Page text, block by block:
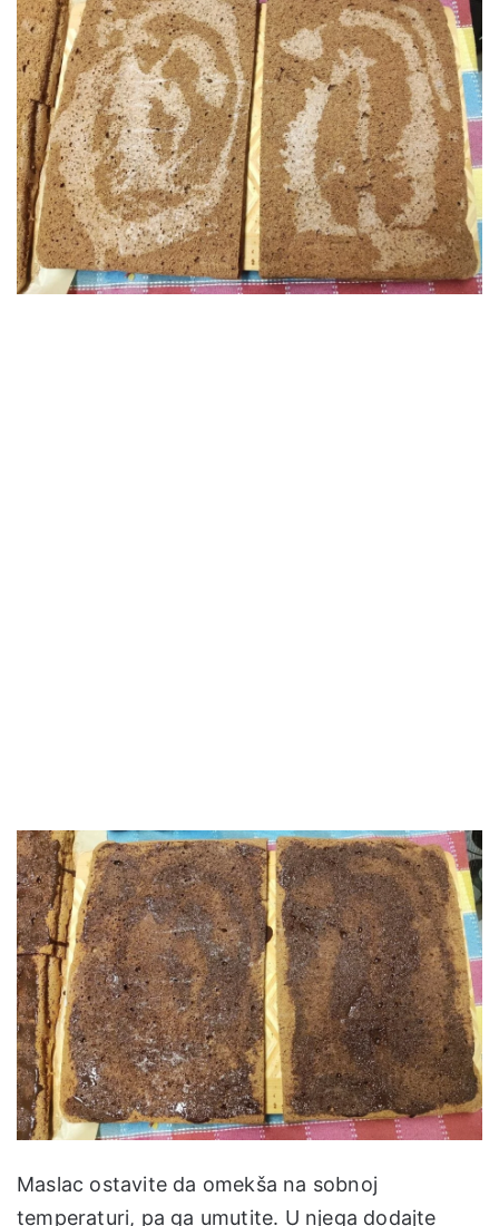
Maslac ostavite da omekša na sobnoj
temperaturi, pa ga umutite. U njega dodajte